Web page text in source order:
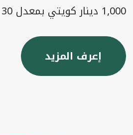
1,000 دينار كويتي بمعدل 30 رابح شهريا
إعرف المزيد